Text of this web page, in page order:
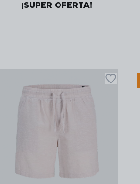
¡SUPER OFERTA!